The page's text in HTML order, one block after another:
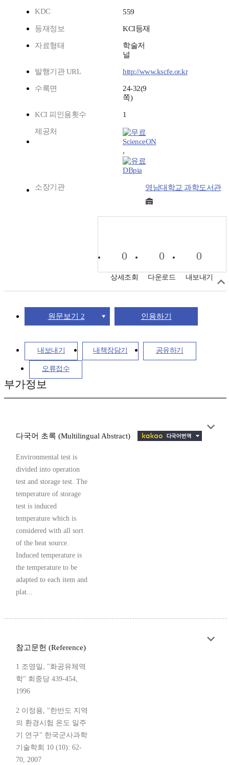
KDC
559
등재정보 KCI등재
자료형태
학술저
널
발행기관 URL http://www.kscfe.or.kr
수록면
24-32(9
쪽)
KCI 피인용횟수 1
제공처
ScienceON
,
DBpia
소장기관 영남대학교 과학도서관
0
상세조회
0
다운로드
0
내보내기
원문보기 2 인용하기
내보내기 내책장담기 공유하기
오류접수
부가정보
다국어 초록 (Multilingual Abstract)
Environmental test is
divided into operation
test and storage test. The
temperature of storage
test is induced
temperature which is
considered with all sort
of the heat source.
Induced temperature is
the temperature to be
adapted to each item and
plat...
참고문헌 (Reference)
1 조영일, "화공유체역
학" 회중당 439-454,
1996
2 이정용, "한반도 지역
의 환경시험 온도 일주
기 연구" 한국군사과학
기술학회 10 (10): 62-
70, 2007